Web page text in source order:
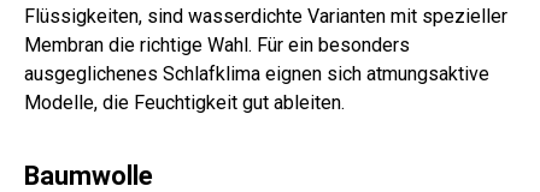
Flüssigkeiten, sind wasserdichte Varianten mit spezieller
Membran die richtige Wahl. Für ein besonders
ausgeglichenes Schlafklima eignen sich atmungsaktive
Modelle, die Feuchtigkeit gut ableiten.
Baumwolle